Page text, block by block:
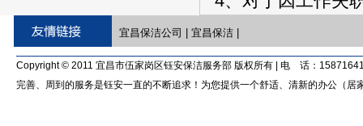
宜昌保洁公司 宜昌保洁|
Copyright © 2011 宜昌市伍家岗区钰安保洁服务部 版权所有 | 电 话：
完善、周到的服务是钰安一直的不断追求！为您提供一个舒适、清新的办公（